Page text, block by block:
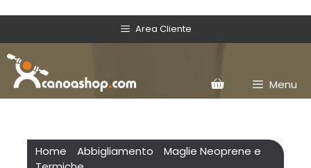
Area Cliente
Menu
Home Abbigliamento
Maglie Neoprene e